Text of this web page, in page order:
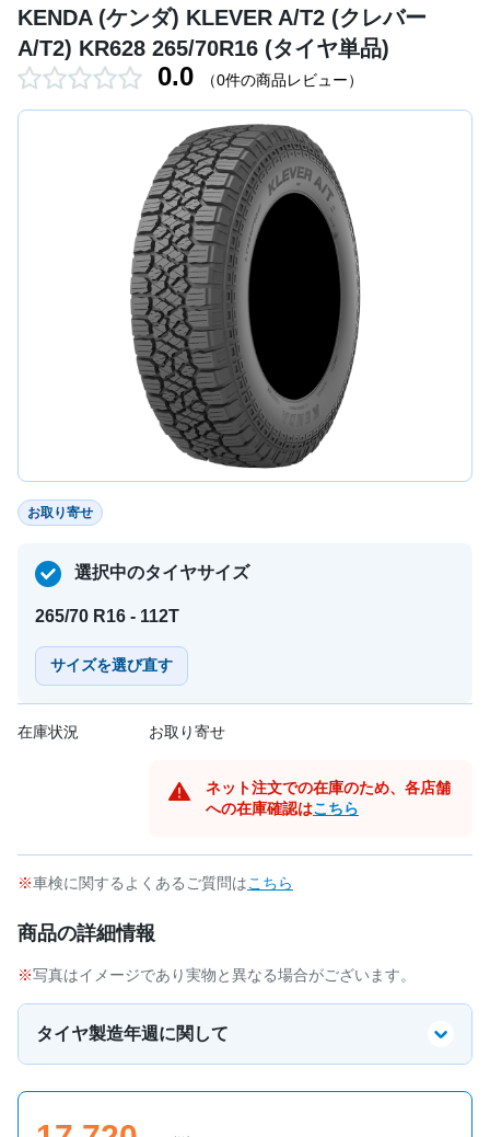
KENDA (ケンダ) KLEVER A/T2 (クレバー
A/T2) KR628 265/70R16 (タイヤ単品)
0.0 （0件の商品レビュー）
お取り寄せ
選択中のタイヤサイズ
265/70 R16 - 112T
サイズを選び直す
在庫状況 お取り寄せ
ネット注文での在庫のため、各店舗
への在庫確認はこちら
車検に関するよくあるご質問はこちら
商品の詳細情報
写真はイメージであり実物と異なる場合がございます。
タイヤ製造年週に関して